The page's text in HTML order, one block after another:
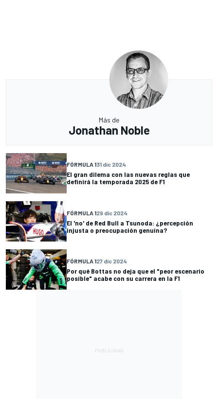
Más de
Jonathan Noble
FÓRMULA 131 dic 2024
El gran dilema con las nuevas reglas que
definirá la temporada 2025 de F1
FÓRMULA 129 dic 2024
El 'no' de Red Bull a Tsunoda: ¿percepción
injusta o preocupación genuina?
FÓRMULA 127 dic 2024
Por qué Bottas no deja que el "peor escenario
posible" acabe con su carrera en la F1